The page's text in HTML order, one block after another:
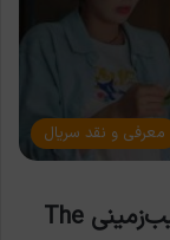
معرفی و نقد سریال
نقد قسمت نهم سریال آزمایشگاه سیب‌زمینی The